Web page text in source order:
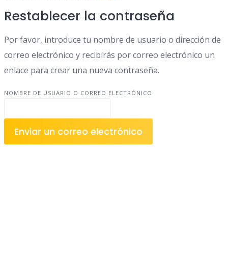
Restablecer la contraseña
Por favor, introduce tu nombre de usuario o dirección de
correo electrónico y recibirás por correo electrónico un
enlace para crear una nueva contraseña.
NOMBRE DE USUARIO O CORREO ELECTRÓNICO
Enviar un correo electrónico